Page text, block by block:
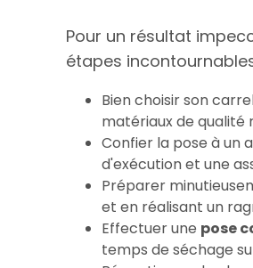
Pour un résultat
étapes
Bien choisir son
matériaux de qualité
Confier la pose à un
d'exécution et une
Préparer
et en réalisant un
Effectuer une pose
temps de séchage